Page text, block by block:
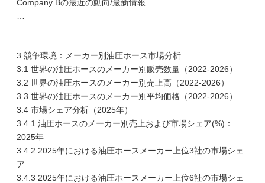
Company Bの最近の動向/最新情報
3 競争環境：メーカー別油圧ホース市場分析
3.1 世界の油圧ホースのメーカー別販売数量（2022-2026）
3.2 世界の油圧ホースのメーカー別売上高（2022-2026）
3.3 世界の油圧ホースのメーカー別平均価格（2022-2026）
3.4 市場シェア分析（2025年）
3.4.1 油圧ホースのメーカー別売上および市場シェア(%)：
2025年
3.4.2 2025年における油圧ホースメーカー上位3社の市場シェ
ア
3.4.3 2025年における油圧ホースメーカー上位6社の市場シェ